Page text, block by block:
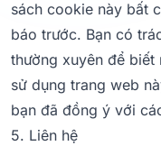
sách cookie này bất
báo trước. Bạn có
thường xuyên để
sử dụng trang web
bạn đã đồng ý với
5. Liên hệ